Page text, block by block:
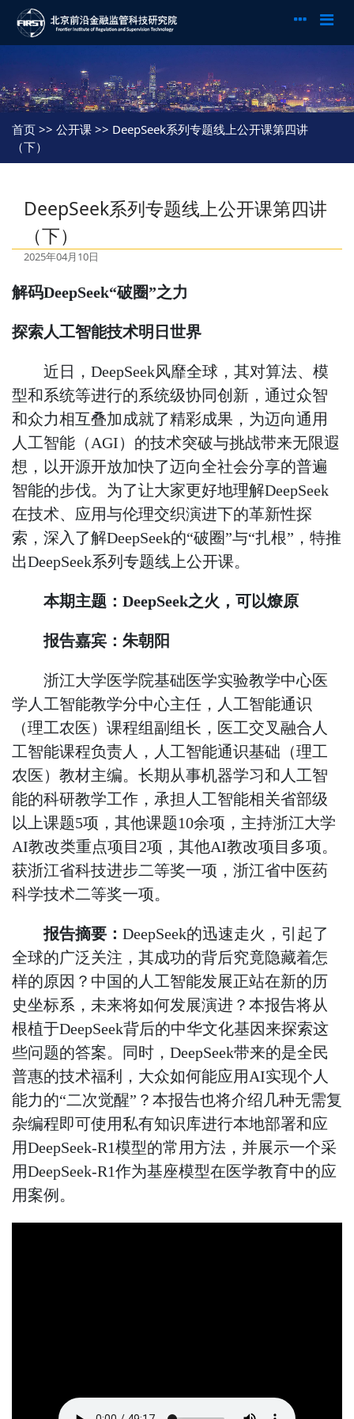
首页 >> 公开课 >> DeepSeek系列专题线上公开课第四讲
（下）
DeepSeek系列专题线上公开课第四讲
（下）
2025年04月10日
解码DeepSeek“破圈”之力
探索人工智能技术明日世界
近日， DeepSeek风靡全球，其对算法、模
型和系统等进行的系统级协同创新，通过众智
和众力相互叠加成就了精彩成果，为迈向通用
人工智能（ AGI）的技术突破与挑战带来无限遐
想，以开源开放加快了迈向全社会分享的普遍
智能的步伐。为了让大家更好地理解DeepSeek
在技术、应用与伦理交织演进下的革新性探
索，深入了解DeepSeek的“破圈”与“扎根”，特推
出DeepSeek系列专题线上公开课。
本期主题： DeepSeek之火，可以燎原
报告嘉宾：朱朝阳
浙江大学医学院基础医学实验教学中心医
学人工智能教学分中心主任，人工智能通识
（理工农医）课程组副组长，医工交叉融合人
工智能课程负责人，人工智能通识基础（理工
农医）教材主编。长期从事机器学习和人工智
能的科研教学工作，承担人工智能相关省部级
以上课题5项，其他课题10余项，主持浙江大学
AI教改类重点项目 2项，其他AI教改项目多项。
获浙江省科技进步二等奖一项，浙江省中医药
科学技术二等奖一项。
报告摘要： DeepSeek的迅速走火，引起了
全球的广泛关注，其成功的背后究竟隐藏着怎
样的原因？中国的人工智能发展正站在新的历
史坐标系，未来将如何发展演进？本报告将从
根植于DeepSeek背后的中华文化基因来探索这
些问题的答案。同时， DeepSeek带来的是全民
普惠的技术福利，大众如何能应用 AI实现个人
能力的“二次觉醒”？本报告也将介绍几种无需复
杂编程即可使用私有知识库进行本地部署和应
用DeepSeek-R1模型的常用方法，并展示一个采
用DeepSeek-R1作为基座模型在医学教育中的应
用案例。